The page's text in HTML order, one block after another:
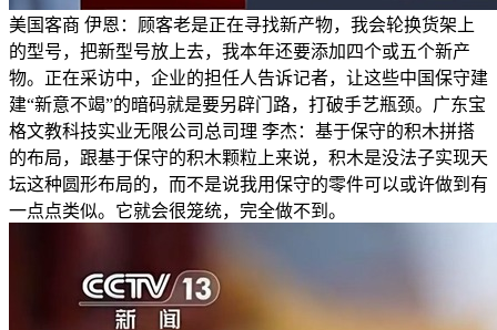
美国客商 伊恩：顾客老是正在寻找新产物，我会轮换货架上
的型号，把新型号放上去，我本年还要添加四个或五个新产
物。正在采访中，企业的担任人告诉记者，让这些中国保守建
建“新意不竭”的暗码就是要另辟门路，打破手艺瓶颈。广东宝
格文教科技实业无限公司总司理 李杰：基于保守的积木拼搭
的布局，跟基于保守的积木颗粒上来说，积木是没法子实现天
坛这种圆形布局的，而不是说我用保守的零件可以或许做到有
一点点类似。它就会很笼统，完全做不到。